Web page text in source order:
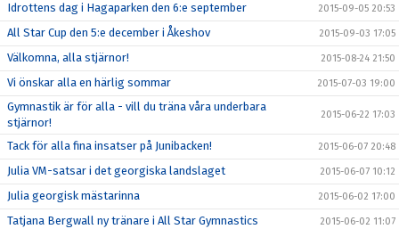
Idrottens dag i Hagaparken den 6:e september 2015-09-05 20:53
All Star Cup den 5:e december i Åkeshov 2015-09-03 17:05
Välkomna, alla stjärnor! 2015-08-24 21:50
Vi önskar alla en härlig sommar 2015-07-03 19:00
Gymnastik är för alla - vill du träna våra underbara
stjärnor!
2015-06-22 17:03
Tack för alla fina insatser på Junibacken! 2015-06-07 20:48
Julia VM-satsar i det georgiska landslaget 2015-06-07 10:12
Julia georgisk mästarinna 2015-06-02 17:00
Tatjana Bergwall ny tränare i All Star Gymnastics 2015-06-02 11:07